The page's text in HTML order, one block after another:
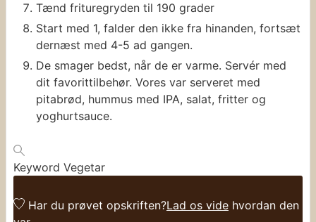
Tænd frituregryden til 190 grader
Start med 1, falder den ikke fra hinanden, fortsæt
dernæst med 4-5 ad gangen.
De smager bedst, når de er varme. Servér med
dit favorittilbehør. Vores var serveret med
pitabrød, hummus med IPA, salat, fritter og
yoghurtsauce.
Keyword Vegetar
Har du prøvet opskriften?Lad os vide hvordan den